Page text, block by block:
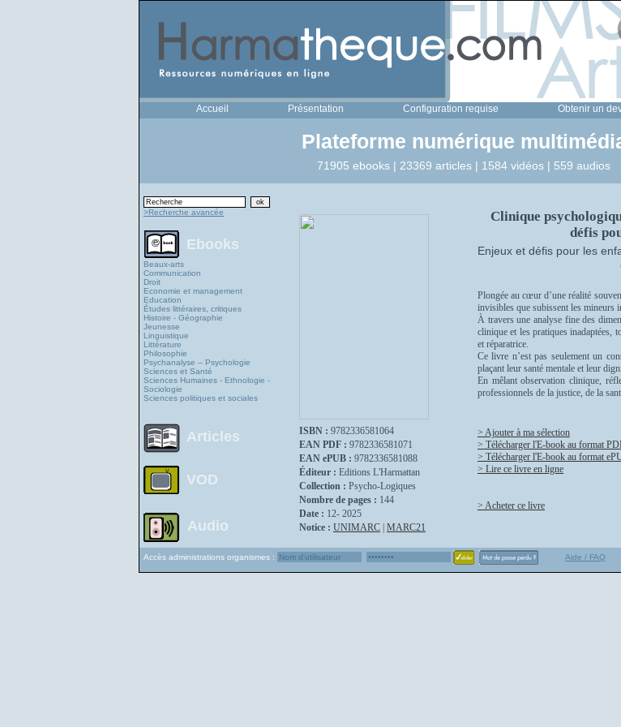
Accueil Présentation Configuration requise Obtenir un
Plateforme numérique
71905 ebooks | 23369 articles | 1584 vidéos | 559 audios
>Recherche avancée
Ebooks
Beaux-arts
Communication
Droit
Economie et management
Education
Études littéraires, critiques
Histoire - Géographie
Jeunesse
Linguistique
Littérature
Philosophie
Psychanalyse – Psychologie
Sciences et Santé
Sciences Humaines - Ethnologie -
Sociologie
Sciences politiques et sociales
Articles
VOD
Audio
ISBN : 9782336581064
EAN PDF : 9782336581071
EAN ePUB : 9782336581088
Éditeur : Editions L'Harmattan
Collection : Psycho-Logiques
Nombre de pages : 144
Date : 12- 2025
Notice : UNIMARC MARC21
Clinique
défis
Enjeux et défis pour les
Plongée au cœur d’une réalité
invisibles que subissent les mineurs
À travers une analyse fine des
clinique et les pratiques inadaptées,
et réparatrice.
Ce livre n’est pas seulement un
plaçant leur santé mentale et leur
En mêlant observation clinique,
professionnels de la justice, de la
> Ajouter à ma sélection
> Télécharger l'E-book au format
> Télécharger l'E-book au format
> Lire ce livre en ligne
> Acheter ce livre
Accès administrations organismes : Aide / FAQ